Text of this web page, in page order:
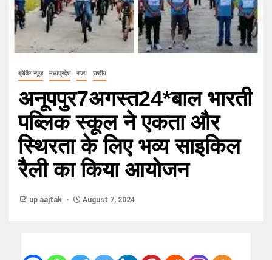
ब्रेकिंग न्यूज़ मध्यप्रदेश राज्य राष्टीय
अनूपपुर7अगस्त24*बाल भारती
पब्लिक स्कूल ने एकता और
स्थिरता के लिए भव्य साइकिल
रैली का किया आयोजन
up aajtak August 7, 2024